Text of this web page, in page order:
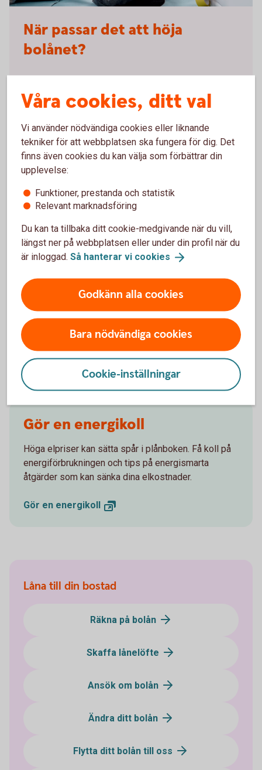
När passar det att höja
bolånet?
Renovera kök eller badrum
Bygga ut eller bygga om huset
Installera klimatsmart uppvärmning
Vanliga frågor om att höja bolån
Hur mycket kan jag höja bolånet?
Hur vet jag vad min bostad är värd?
Påverkas amorteringen om jag höjer bolånet?
Vad kostar det att utöka bolån?
Gör en energikoll
Höga elpriser kan sätta spår i plånboken. Få koll på
energiförbrukningen och tips på energismarta
åtgärder som kan sänka dina elkostnader.
Gör en energikoll
Låna till din bostad
Räkna på bolån
Skaffa lånelöfte
Ansök om bolån
Ändra ditt bolån
Flytta ditt bolån till oss
Våra cookies, ditt val
Vi använder nödvändiga cookies eller liknande
tekniker för att webbplatsen ska fungera för dig. Det
finns även cookies du kan välja som förbättrar din
upplevelse:
Funktioner, prestanda och statistik
Relevant marknadsföring
Du kan ta tillbaka ditt cookie-medgivande när du vill,
längst ner på webbplatsen eller under din profil när du
är inloggad. Så hanterar vi cookies
Godkänn alla cookies
Bara nödvändiga cookies
Cookie-inställningar